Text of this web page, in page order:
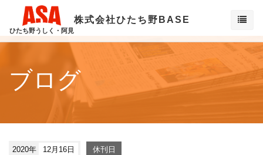
ひたち野うしく・阿見
株式会社ひたち野BASE
ブログ
2020年 12月16日 休刊日